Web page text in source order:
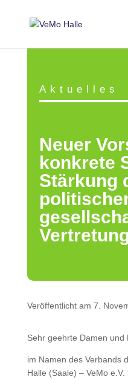
Aktuelles
Neuer
konkrete
Stärkung
Veröffentlicht am 7.
Sehr geehrte Damen und
im Namen des Verbands
Halle (Saale) – VeMo